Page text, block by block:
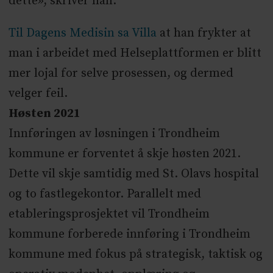
Til Dagens Medisin sa Villaat han frykter at
man i arbeidet med Helseplattformen er blitt
mer lojal for selve prosessen, og dermed
velger feil.
Høsten 2021
Innføringen av løsningen i Trondheim
kommune er forventet å skje høsten 2021.
Dette vil skje samtidig med St. Olavs hospital
og to fastlegekontor. Parallelt med
etableringsprosjektet vil Trondheim
kommune forberede innføring i Trondheim
kommune med fokus på strategisk, taktisk og